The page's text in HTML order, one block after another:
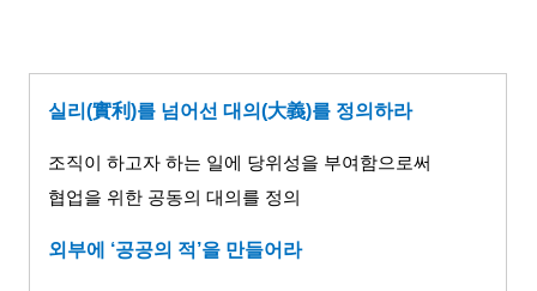
실리(實利)를 넘어선 대의(大義)를 정의하라
조직이 하고자 하는 일에 당위성을 부여함으로써
협업을 위한 공동의 대의를 정의
외부에 ‘공공의 적 ’을 만들어라